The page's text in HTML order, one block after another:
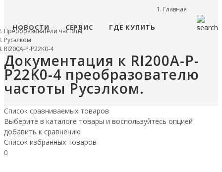
НОВОСТИ СЕРВИС ГДЕ КУПИТЬ
Главная
Преобразователи частоты
Русэлком
RI200A-P-P22K0-4
Документация к RI200A-P-
P22K0-4 преобразователю
частоты Русэлком.
Список сравниваемых товаров
Выберите в каталоге товары и воспользуйтесь опцией
добавить к сравнению
Список избранных товаров
0